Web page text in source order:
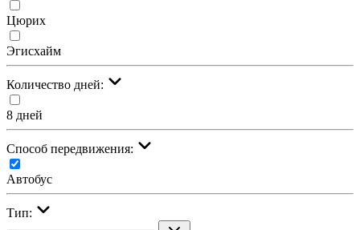
Цюрих
Эгисхайм
Количество дней:
8 дней
Cпособ передвижения:
Автобус
Тип: